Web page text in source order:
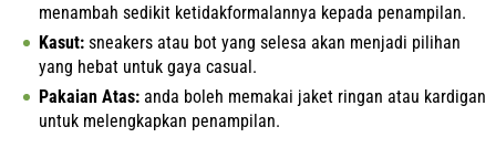
menambah sedikit ketidakformalannya kepada penampilan.
Kasut: sneakers atau bot yang selesa akan menjadi pilihan
yang hebat untuk gaya casual.
Pakaian Atas: anda boleh memakai jaket ringan atau kardigan
untuk melengkapkan penampilan.